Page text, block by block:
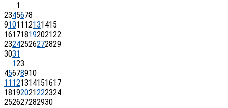
1
2345678
91011 12131415
16171819202122
23242526272829
3031
123
45678910
11 121314151617
18192021222324
252627282930